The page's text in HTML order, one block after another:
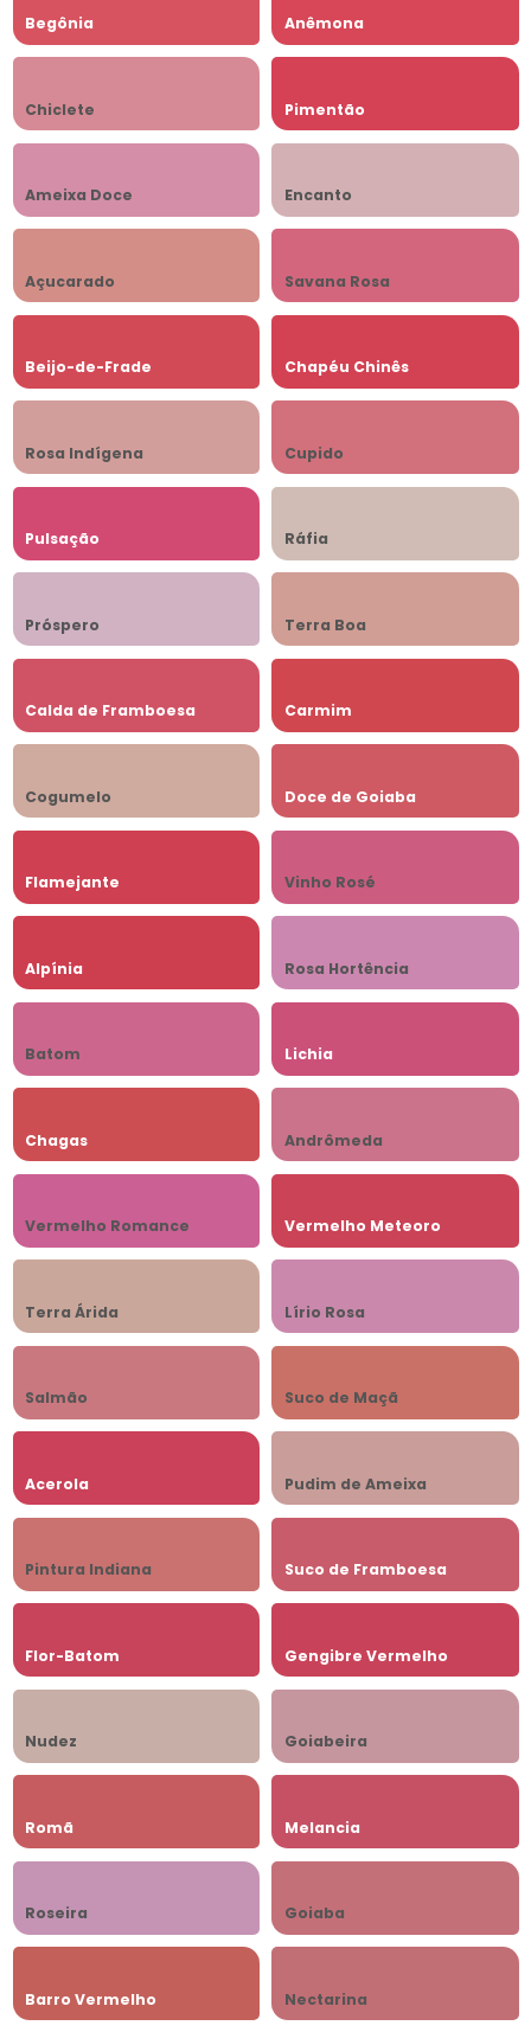
Begônia Anêmona
Chiclete Pimentão
Ameixa Doce Encanto
Açucarado Savana Rosa
Beijo-de-Frade Chapéu Chinês
Rosa Indígena Cupido
Pulsação Ráfia
Próspero Terra Boa
Calda de Framboesa Carmim
Cogumelo Doce de Goiaba
Flamejante Vinho Rosé
Alpínia Rosa Hortência
Batom Lichia
Chagas Andrômeda
Vermelho Romance Vermelho Meteoro
Terra Árida Lírio Rosa
Salmão Suco de Maçã
Acerola Pudim de Ameixa
Pintura Indiana Suco de Framboesa
Flor-Batom Gengibre Vermelho
Nudez Goiabeira
Romã Melancia
Roseira Goiaba
Barro Vermelho Nectarina